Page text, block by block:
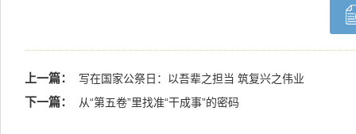
上一篇： 写在国家公祭日：以吾辈之担当 筑复兴之伟业
下一篇： 从“第五卷”里找准“干成事”的密码